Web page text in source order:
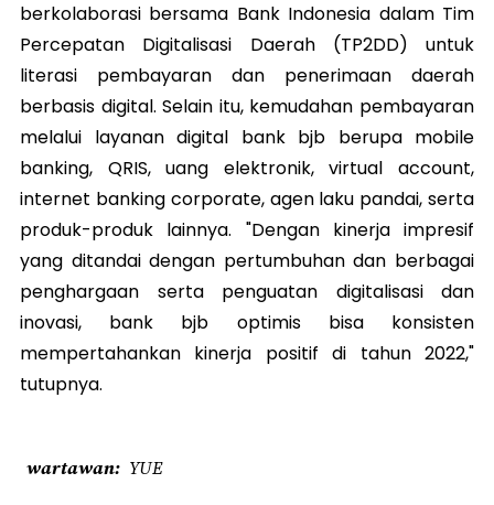
berkolaborasi bersama Bank Indonesia dalam Tim
Percepatan Digitalisasi Daerah (TP2DD) untuk
literasi pembayaran dan penerimaan daerah
berbasis digital. Selain itu, kemudahan pembayaran
melalui layanan digital bank bjb berupa mobile
banking, QRIS, uang elektronik, virtual account,
internet banking corporate, agen laku pandai, serta
produk-produk lainnya. "Dengan kinerja impresif
yang ditandai dengan pertumbuhan dan berbagai
penghargaan serta penguatan digitalisasi dan
inovasi, bank bjb optimis bisa konsisten
mempertahankan kinerja positif di tahun 2022,"
tutupnya.
wartawan YUE